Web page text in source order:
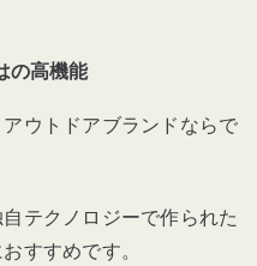
の高機能
ウトドアブランドならで
テクノロジーで作られた
すすめです。